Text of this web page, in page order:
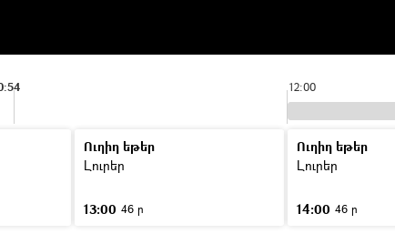
12:00
Ուղիղ եթեր
Լուրեր
13:00 46 ր
Ուղիղ եթեր
Լուրեր
14:00 46 ր